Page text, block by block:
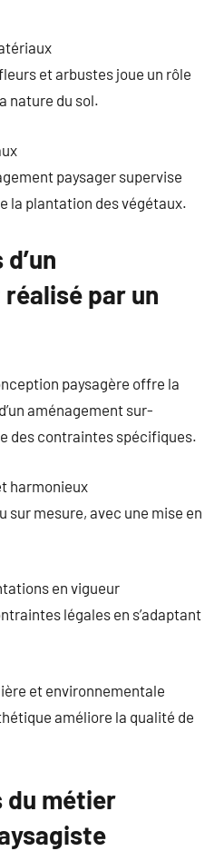
et arbustes joue un rôle
nature du sol.
paysager supervise
la plantation des végétaux.
par un
paysagère offre la
aménagement sur-
des contraintes spécifiques.
harmonieux
sur mesure, avec une mise en
en vigueur
légales en s’adaptant
et environnementale
améliore la qualité de
du métier